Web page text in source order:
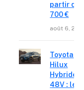
partir de
700 €
août 6,
Toyota
Hilux
Hybride
48V : le